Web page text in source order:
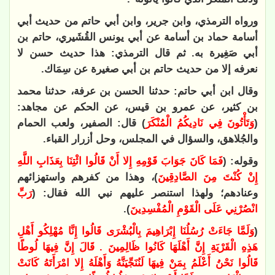
ورواه الترمذي، وابن جرير، وابن أبي حاتم من حديث أبي
أسامة حماد بن أسامة عن أبي يونس القُشَيري، حاتم بن
أبي صَغِيرة به. ثم قال الترمذي: هذا حديث حسن لا
نعرفه إلا من حديث حاتم بن أبي صغيرة عن سِمَاك.
وقال ابن أبي حاتم: حدثنا الحسن بن عرفة، حدثنا محمد
بن كثير، عن عمرو بن قيس، عن الحكم عن مجاهد:
(وَتَأْتُونَ فِي نَادِيكُمُ الْمُنْكَرَ) قال: الصفير، ولعب الحمام
والجُلاهق، والسؤال في المجلس، وحل أزرار القباء.
وقوله: (فَمَا كَانَ جَوَابَ قَوْمِهِ إِلا أَنْ قَالُوا ائْتِنَا بِعَذَابِ اللَّهِ
إِنْ كُنْتَ مِنَ الصَّادِقِينَ)، وهذا من كفرهم واستهزائهم
وعنادهم؛ ولهذا استنصر عليهم نبي الله فقال: (رَبِّ
انْصُرْنِي عَلَى الْقَوْمِ الْمُفْسِدِينَ).
(وَلَمَّا جَاءَتْ رُسُلُنَا إِبْرَاهِيمَ بِالْبُشْرَى قَالُوا إِنَّا مُهْلِكُو أَهْلِ
هَذِهِ الْقَرْيَةِ إِنَّ أَهْلَهَا كَانُوا ظَالِمِينَ . قَالَ إِنَّ فِيهَا لُوطًا
قَالُوا نَحْنُ أَعْلَمُ بِمَنْ فِيهَا لَنُنَجِّيَنَّهُ وَأَهْلَهُ إِلا امْرَأَتَهُ كَانَتْ